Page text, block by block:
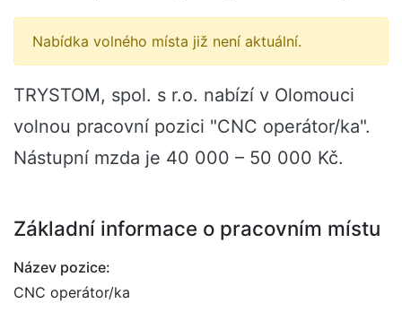
Nabídka volného místa již není aktuální.
TRYSTOM, spol. s r.o. nabízí v Olomouci
volnou pracovní pozici "CNC operátor/ka".
Nástupní mzda je 40 000 – 50 000 Kč.
Základní informace o pracovním místu
Název pozice:
CNC operátor/ka